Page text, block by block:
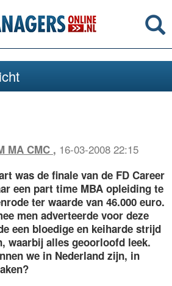
MA CMC , 16-03-2008 22:15
was de finale van de FD Career
een part time MBA opleiding te
ter waarde van 46.000 euro.
men adverteerde voor deze
een bloedige en keiharde strijd
waarbij alles geoorloofd leek.
we in Nederland zijn, in